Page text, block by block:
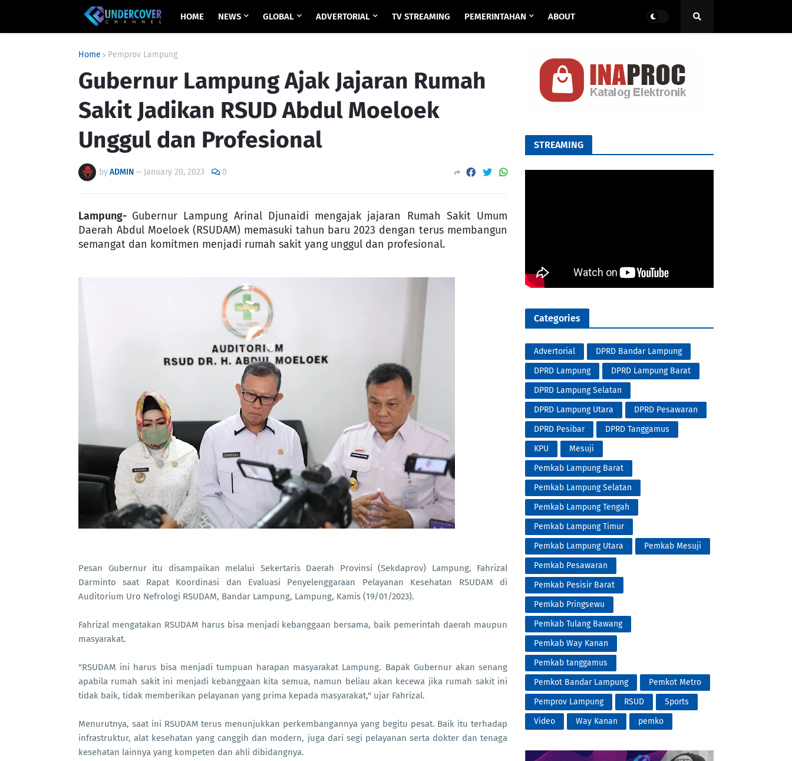
HOME NEWS GLOBAL ADVERTORIAL TV STREAMING PEMERINTAHAN ABOUT
Home Pemprov Lampung
Gubernur Lampung Ajak Jajaran Rumah
Sakit Jadikan RSUD Abdul Moeloek
Unggul dan Profesional
byADMIN— January 20, 2023 0
Lampung- Gubernur Lampung Arinal Djunaidi mengajak jajaran Rumah Sakit Umum
Daerah Abdul Moeloek (RSUDAM) memasuki tahun baru 2023 dengan terus membangun
semangat dan komitmen menjadi rumah sakit yang unggul dan profesional.
Pesan Gubernur itu disampaikan melalui Sekertaris Daerah Provinsi (Sekdaprov) Lampung, Fahrizal
Darminto saat Rapat Koordinasi dan Evaluasi Penyelenggaraan Pelayanan Kesehatan RSUDAM di
Auditorium Uro Nefrologi RSUDAM, Bandar Lampung, Lampung, Kamis (19/01/2023).
Fahrizal mengatakan RSUDAM harus bisa menjadi kebanggaan bersama, baik pemerintah daerah maupun
masyarakat.
"RSUDAM ini harus bisa menjadi tumpuan harapan masyarakat Lampung. Bapak Gubernur akan senang
apabila rumah sakit ini menjadi kebanggaan kita semua, namun beliau akan kecewa jika rumah sakit ini
tidak baik, tidak memberikan pelayanan yang prima kepada masyarakat," ujar Fahrizal.
Menurutnya, saat ini RSUDAM terus menunjukkan perkembangannya yang begitu pesat. Baik itu terhadap
infrastruktur, alat kesehatan yang canggih dan modern, juga dari segi pelayanan serta dokter dan tenaga
kesehatan lainnya yang kompeten dan ahli dibidangnya.
STREAMING
Categories
Advertorial
DPRD Bandar Lampung
DPRD Lampung
DPRD Lampung Barat
DPRD Lampung Selatan
DPRD Lampung Utara
DPRD Pesawaran
DPRD Pesibar
DPRD Tanggamus
KPU
Mesuji
Pemkab Lampung Barat
Pemkab Lampung Selatan
Pemkab Lampung Tengah
Pemkab Lampung Timur
Pemkab Lampung Utara
Pemkab Mesuji
Pemkab Pesawaran
Pemkab Pesisir Barat
Pemkab Pringsewu
Pemkab Tulang Bawang
Pemkab Way Kanan
Pemkab tanggamus
Pemkot Bandar Lampung
Pemkot Metro
Pemprov Lampung
RSUD
Sports
Video
Way Kanan pemko